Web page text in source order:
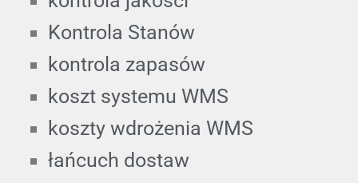
Kontrola Stanów
kontrola zapasów
koszt systemu WMS
koszty wdrożenia WMS
łańcuch dostaw